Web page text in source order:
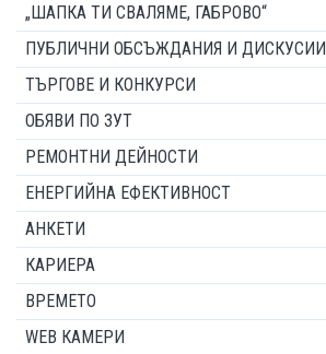
„ШАПКА ТИ СВАЛЯМЕ, ГАБРОВО“
ПУБЛИЧНИ ОБСЪЖДАНИЯ И ДИСКУСИИ
ТЪРГОВЕ И КОНКУРСИ
ОБЯВИ ПО ЗУТ
РЕМОНТНИ ДЕЙНОСТИ
ЕНЕРГИЙНА ЕФЕКТИВНОСТ
АНКЕТИ
КАРИЕРА
ВРЕМЕТО
WEB КАМЕРИ